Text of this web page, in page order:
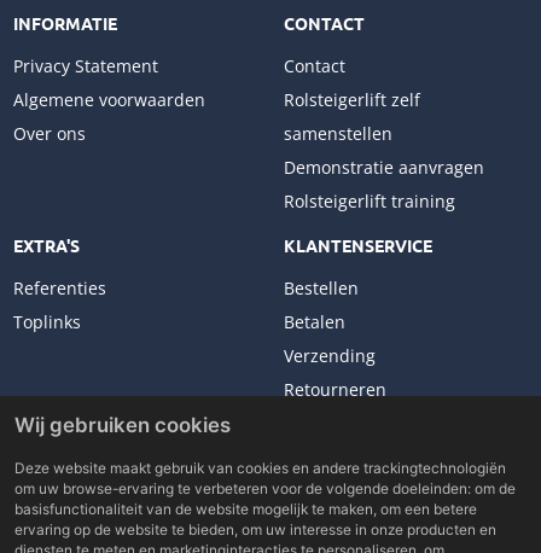
INFORMATIE
Privacy Statement
Algemene voorwaarden
Over ons
CONTACT
Contact
Rolsteigerlift zelf
samenstellen
Demonstratie aanvragen
Rolsteigerlift training
EXTRA'S
Referenties
Toplinks
KLANTENSERVICE
Bestellen
Betalen
Verzending
Retourneren
Copyright © 2026 Lockhard Benelux. All rights reserved.
Wij gebruiken cookies
Deze website maakt gebruik van cookies en andere trackingtechnologiën
om uw browse-ervaring te verbeteren voor de volgende doeleinden: om de
basisfunctionaliteit van de website mogelijk te maken, om een betere
ervaring op de website te bieden, om uw interesse in onze producten en